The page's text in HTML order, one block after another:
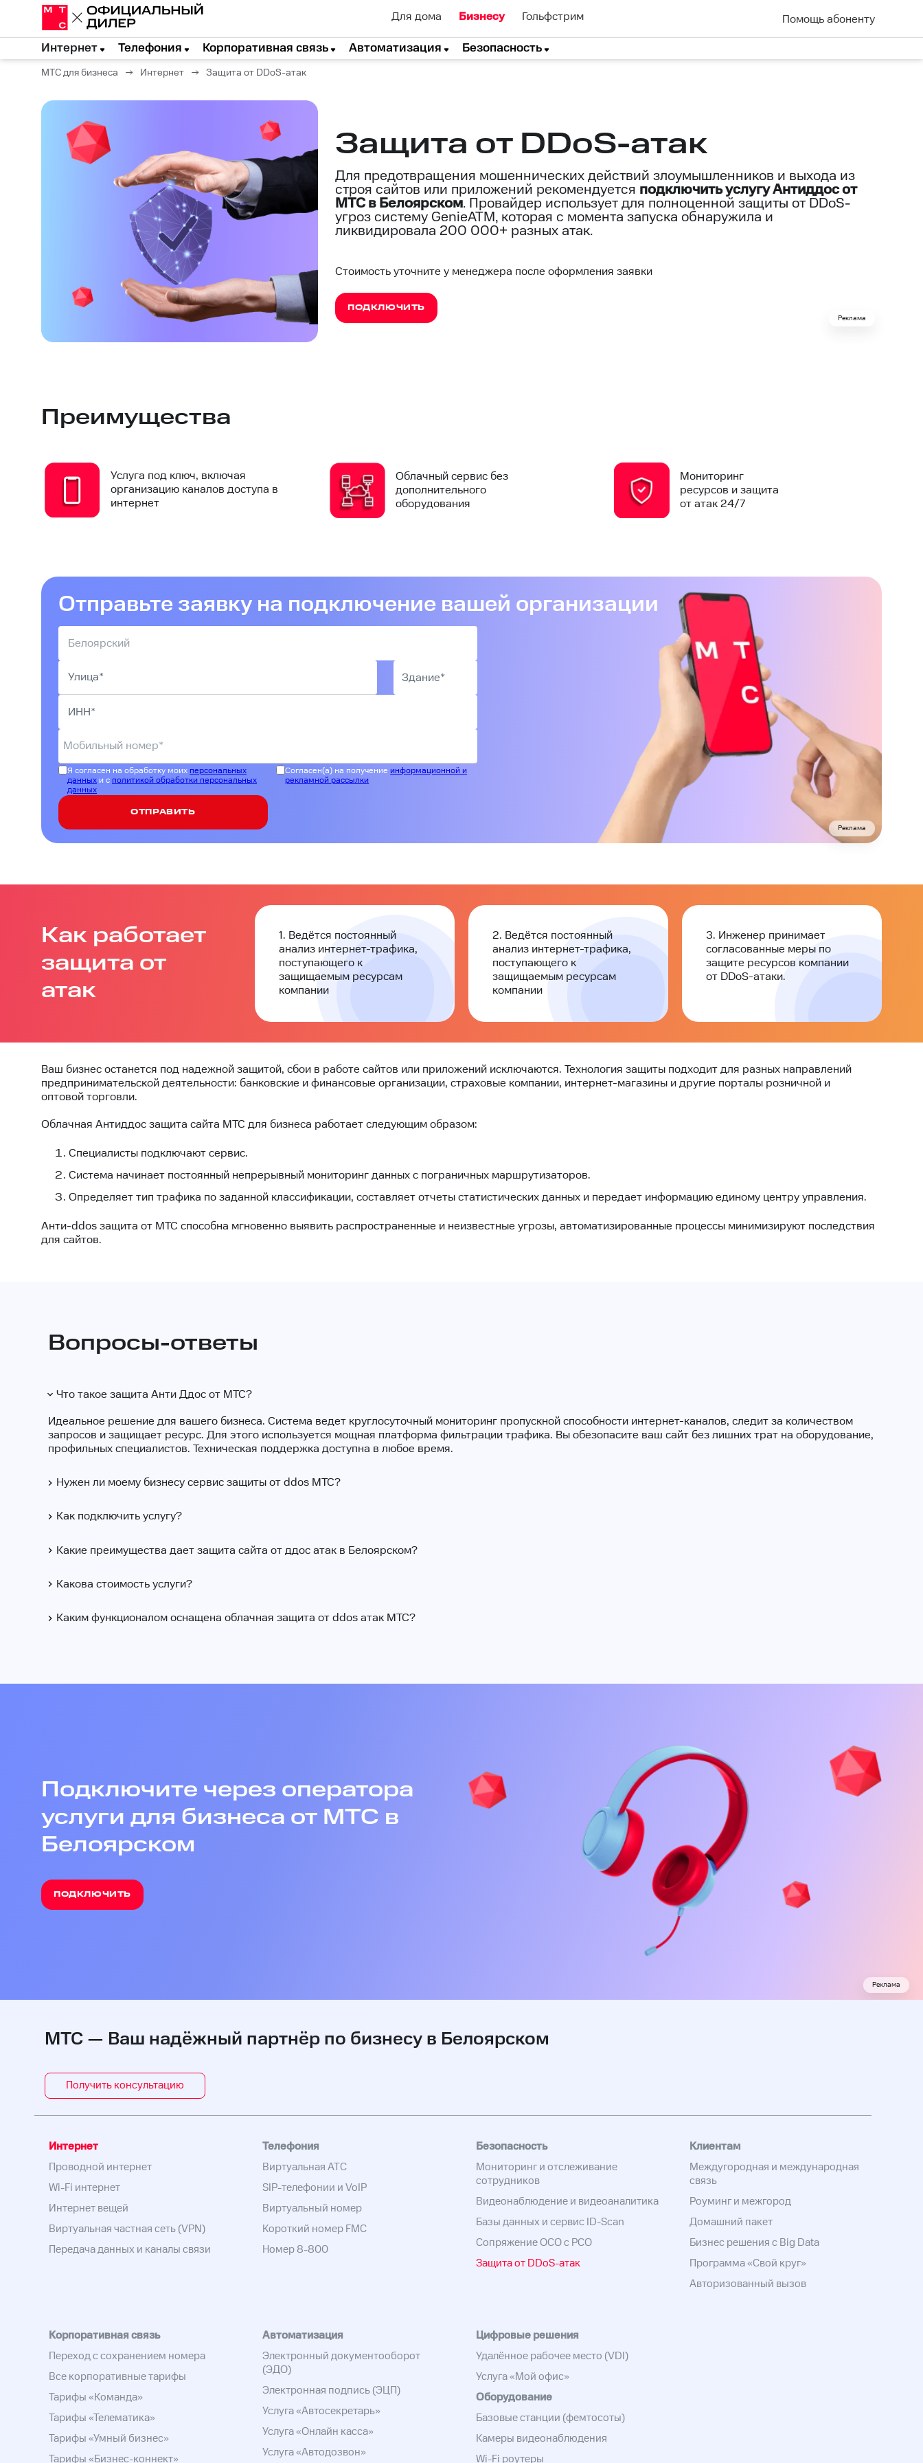
Для дома Бизнесу Гольфстрим Помощь абоненту
Интернет Телефония Корпоративная связь Автоматизация Безопасность
МТС для бизнеса → Интернет → Защита от DDoS-атак
Защита от DDoS-атак
Для предотвращения мошеннических действий злоумышленников и выхода из
строя сайтов или приложений рекомендуется подключить услугу Антиддос от
МТС в Белоярском. Провайдер использует для полноценной защиты от DDoS-
угроз систему GenieATM, которая с момента запуска обнаружила и
ликвидировала 200 000+ разных атак.
Стоимость уточните у менеджера после оформления заявки
ПОДКЛЮЧИТЬ
Реклама
Преимущества
Услуга под ключ, включая
организацию каналов доступа в
интернет
Облачный сервис без
дополнительного
оборудования
Мониторинг
ресурсов и защита
от атак 24/7
Отправьте заявку на подключение вашей организации
Я согласен на обработку моих персональных
данных и с политикой обработки персональных
данных
Согласен(а) на получение информационной и
рекламной рассылки
ОТПРАВИТЬ
Реклама
Как работает
защита от
атак
1. Ведётся постоянный
анализ интернет-трафика,
поступающего к
защищаемым ресурсам
компании
2. Ведётся постоянный
анализ интернет-трафика,
поступающего к
защищаемым ресурсам
компании
3. Инженер принимает
согласованные меры по
защите ресурсов компании
от DDoS-атаки.
Ваш бизнес останется под надежной защитой, сбои в работе сайтов или приложений исключаются. Технология защиты подходит для разных направлений
предпринимательской деятельности: банковские и финансовые организации, страховые компании, интернет-магазины и другие порталы розничной и
оптовой торговли.
Облачная Антиддос защита сайта МТС для бизнеса работает следующим образом:
Специалисты подключают сервис.
Система начинает постоянный непрерывный мониторинг данных с пограничных маршрутизаторов.
Определяет тип трафика по заданной классификации, составляет отчеты статистических данных и передает информацию единому центру управления.
Анти-ddos защита от МТС способна мгновенно выявить распространенные и неизвестные угрозы, автоматизированные процессы минимизируют последствия
для сайтов.
Вопросы-ответы
Что такое защита Анти Ддос от МТС?
Идеальное решение для вашего бизнеса. Система ведет круглосуточный мониторинг пропускной способности интернет-каналов, следит за количеством
запросов и защищает ресурс. Для этого используется мощная платформа фильтрации трафика. Вы обезопасите ваш сайт без лишних трат на оборудование,
профильных специалистов. Техническая поддержка доступна в любое время.
Нужен ли моему бизнесу сервис защиты от ddos МТС?
Как подключить услугу?
Какие преимущества дает защита сайта от ддос атак в Белоярском?
Какова стоимость услуги?
Каким функционалом оснащена облачная защита от ddos атак МТС?
Подключите через оператора
услуги для бизнеса от МТС в
Белоярском
ПОДКЛЮЧИТЬ
Реклама
МТС — Ваш надёжный партнёр по бизнесу в Белоярском
Получить консультацию
Интернет
Проводной интернет
Wi-Fi интернет
Интернет вещей
Виртуальная частная сеть (VPN)
Передача данных и каналы связи
Телефония
Виртуальная АТС
SIP-телефонии и VoIP
Виртуальный номер
Короткий номер FMC
Номер 8-800
Безопасность
Мониторинг и отслеживание
сотрудников
Видеонаблюдение и видеоаналитика
Базы данных и сервис ID-Scan
Сопряжение ОСО с РСО
Защита от DDoS-атак
Клиентам
Междугородная и международная
связь
Роуминг и межгород
Домашний пакет
Бизнес решения с Big Data
Программа «Свой круг»
Авторизованный вызов
Корпоративная связь
Переход с сохранением номера
Все корпоративные тарифы
Тарифы «Команда»
Тарифы «Телематика»
Тарифы «Умный бизнес»
Тарифы «Бизнес-коннект»
Автоматизация
Электронный документооборот
(ЭДО)
Электронная подпись (ЭЦП)
Услуга «Автосекретарь»
Услуга «Онлайн касса»
Услуга «Автодозвон»
Цифровые решения
Удалённое рабочее место (VDI)
Услуга «Мой офис»
Оборудование
Базовые станции (фемтосоты)
Камеры видеонаблюдения
Wi-Fi роутеры